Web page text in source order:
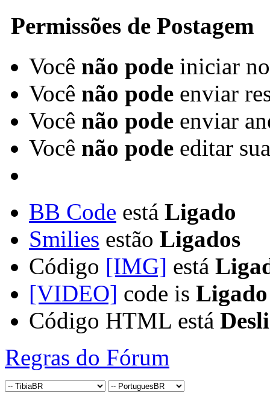
Permissões de Postagem
Você não pode iniciar
Você não pode enviar
Você não pode enviar
Você não pode editar
BB Code está Ligado
Smilies estão Ligados
Código [IMG] está
[VIDEO] code is Ligado
Código HTML está
Regras do Fórum